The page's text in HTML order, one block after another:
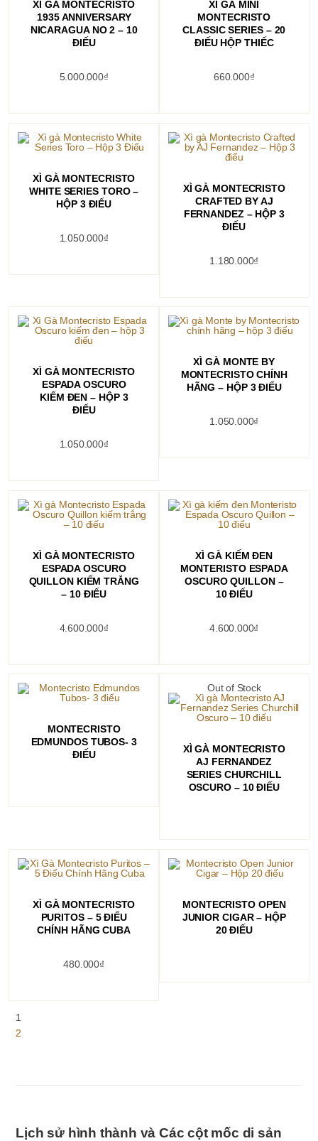
XÌ GÀ MONTECRISTO
1935 ANNIVERSARY
NICARAGUA NO 2 – 10
ĐIẾU
5.000.000₫
XÌ GÀ MINI
MONTECRISTO
CLASSIC SERIES – 20
ĐIẾU HỘP THIẾC
660.000₫
THÊM VÀO GIỎ HÀNG
XÌ GÀ MONTECRISTO
WHITE SERIES TORO –
HỘP 3 ĐIẾU
1.050.000₫
THÊM VÀO GIỎ HÀNG
XÌ GÀ MONTECRISTO
CRAFTED BY AJ
FERNANDEZ – HỘP 3
ĐIẾU
1.180.000₫
THÊM VÀO GIỎ HÀNG
XÌ GÀ MONTECRISTO
ESPADA OSCURO
KIẾM ĐEN – HỘP 3
ĐIẾU
1.050.000₫
THÊM VÀO GIỎ HÀNG
XÌ GÀ MONTE BY
MONTECRISTO CHÍNH
HÃNG – HỘP 3 ĐIẾU
1.050.000₫
THÊM VÀO GIỎ HÀNG
XÌ GÀ MONTECRISTO
ESPADA OSCURO
QUILLON KIẾM TRẮNG
– 10 ĐIẾU
4.600.000₫
THÊM VÀO GIỎ HÀNG
XÌ GÀ KIẾM ĐEN
MONTERISTO ESPADA
OSCURO QUILLON –
10 ĐIẾU
4.600.000₫
MONTECRISTO
EDMUNDOS TUBOS- 3
ĐIẾU
Out of Stock
XÌ GÀ MONTECRISTO
AJ FERNANDEZ
SERIES CHURCHILL
OSCURO – 10 ĐIẾU
THÊM VÀO GIỎ HÀNG
XÌ GÀ MONTECRISTO
PURITOS – 5 ĐIẾU
CHÍNH HÃNG CUBA
480.000₫
MONTECRISTO OPEN
JUNIOR CIGAR – HỘP
20 ĐIẾU
1
2
Lịch sử hình thành và Các cột mốc di sản